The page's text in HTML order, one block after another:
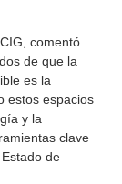
comentó.
de que la
es la
estos espacios
y la
clave
de